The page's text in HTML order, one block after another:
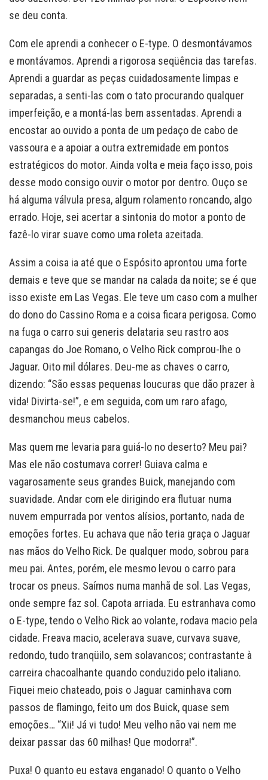
se deu conta.
Com ele aprendi a conhecer o E-type. O desmontávamos
e montávamos. Aprendi a rigorosa seqüência das tarefas.
Aprendi a guardar as peças cuidadosamente limpas e
separadas, a senti-las com o tato procurando qualquer
imperfeição, e a montá-las bem assentadas. Aprendi a
encostar ao ouvido a ponta de um pedaço de cabo de
vassoura e a apoiar a outra extremidade em pontos
estratégicos do motor. Ainda volta e meia faço isso, pois
desse modo consigo ouvir o motor por dentro. Ouço se
há alguma válvula presa, algum rolamento roncando, algo
errado. Hoje, sei acertar a sintonia do motor a ponto de
fazê-lo virar suave como uma roleta azeitada.
Assim a coisa ia até que o Espósito aprontou uma forte
demais e teve que se mandar na calada da noite; se é que
isso existe em Las Vegas. Ele teve um caso com a mulher
do dono do Cassino Roma e a coisa ficara perigosa. Como
na fuga o carro sui generis delataria seu rastro aos
capangas do Joe Romano, o Velho Rick comprou-lhe o
Jaguar. Oito mil dólares. Deu-me as chaves o carro,
dizendo: “São essas pequenas loucuras que dão prazer à
vida! Divirta-se!”, e em seguida, com um raro afago,
desmanchou meus cabelos.
Mas quem me levaria para guiá-lo no deserto? Meu pai?
Mas ele não costumava correr! Guiava calma e
vagarosamente seus grandes Buick, manejando com
suavidade. Andar com ele dirigindo era flutuar numa
nuvem empurrada por ventos alísios, portanto, nada de
emoções fortes. Eu achava que não teria graça o Jaguar
nas mãos do Velho Rick. De qualquer modo, sobrou para
meu pai. Antes, porém, ele mesmo levou o carro para
trocar os pneus. Saímos numa manhã de sol. Las Vegas,
onde sempre faz sol. Capota arriada. Eu estranhava como
o E-type, tendo o Velho Rick ao volante, rodava macio pela
cidade. Freava macio, acelerava suave, curvava suave,
redondo, tudo tranqüilo, sem solavancos; contrastante à
carreira chacoalhante quando conduzido pelo italiano.
Fiquei meio chateado, pois o Jaguar caminhava com
passos de flamingo, feito um dos Buick, quase sem
emoções… “Xii! Já vi tudo! Meu velho não vai nem me
deixar passar das 60 milhas! Que modorra!”.
Puxa! O quanto eu estava enganado! O quanto o Velho